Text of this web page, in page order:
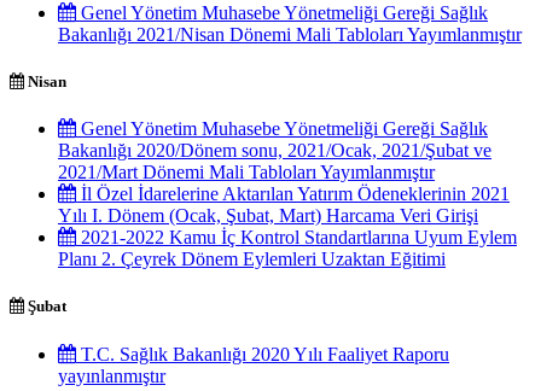
Genel Yönetim Muhasebe Yönetmeliği Gereği Sağlık
Bakanlığı 2021/Nisan Dönemi Mali Tabloları Yayımlanmıştır
Nisan
Genel Yönetim Muhasebe Yönetmeliği Gereği Sağlık
Bakanlığı 2020/Dönem sonu, 2021/Ocak, 2021/Şubat ve
2021/Mart Dönemi Mali Tabloları Yayımlanmıştır
İl Özel İdarelerine Aktarılan Yatırım Ödeneklerinin 2021
Yılı I. Dönem (Ocak, Şubat, Mart) Harcama Veri Girişi
2021-2022 Kamu İç Kontrol Standartlarına Uyum Eylem
Planı 2. Çeyrek Dönem Eylemleri Uzaktan Eğitimi
Şubat
T.C. Sağlık Bakanlığı 2020 Yılı Faaliyet Raporu
yayınlanmıştır